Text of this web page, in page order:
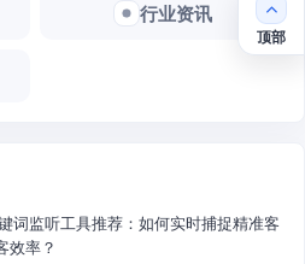
行业资讯
词监听工具推荐：如何实时捕捉精准客
效率？
顶部